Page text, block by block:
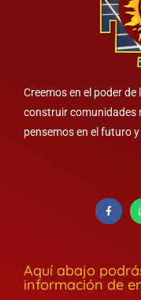
Creemos en el poder
construir comunidades
pensemos en el futuro
Aquí abajo
información de